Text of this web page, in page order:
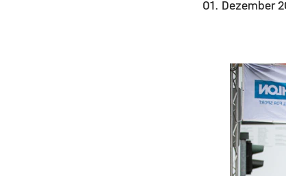
01. Dezember